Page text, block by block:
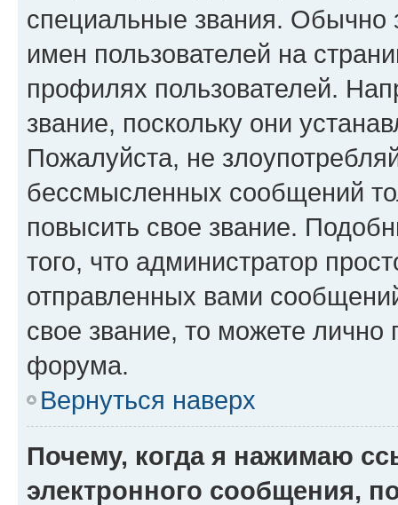
специальные звания. Обычно
имен пользователей на
профилях пользователей.
звание, поскольку они
Пожалуйста, не
бессмысленных сообщений
повысить свое звание.
того, что администратор
отправленных вами
свое звание, то можете лично
форума.
Вернуться наверх
Почему, когда я нажимаю
электронного сообщения,